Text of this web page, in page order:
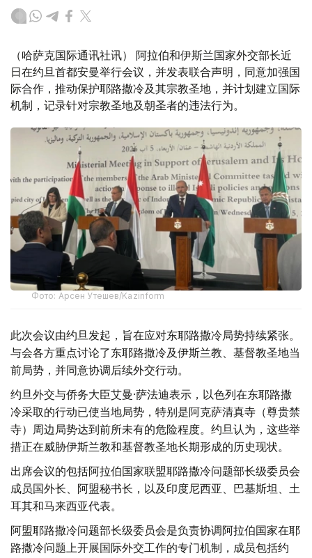
（哈萨克国际通讯社讯） 阿拉伯和伊斯兰国家外交部长近
日在约旦首都安曼举行会议，并发表联合声明，同意加强国
际合作，推动保护耶路撒冷及其宗教圣地，并计划建立国际
机制，记录针对宗教圣地及朝圣者的违法行为。
Фото: Арсен Утешев/Kazinform
此次会议由约旦发起，旨在应对东耶路撒冷局势持续紧张。
与会各方重点讨论了东耶路撒冷及伊斯兰教、基督教圣地当
前局势，并同意协调后续外交行动。
约旦外交与侨务大臣艾曼·萨法迪表示，以色列在东耶路撒
冷采取的行动已使当地局势，特别是阿克萨清真寺（尊贵禁
寺）周边局势达到前所未有的危险程度。约旦认为，这些举
措正在威胁伊斯兰教和基督教圣地长期形成的历史现状。
出席会议的包括阿拉伯国家联盟耶路撒冷问题部长级委员会
成员国外长、阿盟秘书长，以及印度尼西亚、巴基斯坦、土
耳其和马来西亚代表。
阿盟耶路撒冷问题部长级委员会是负责协调阿拉伯国家在耶
路撒冷问题上开展国际外交工作的专门机制，成员包括约